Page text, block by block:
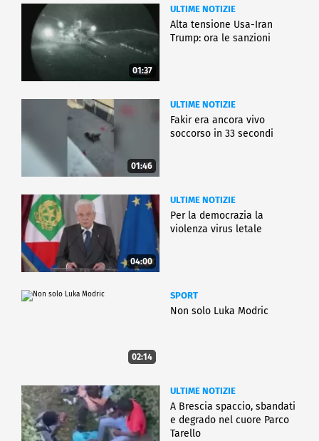
01:37
ULTIME NOTIZIE
Alta tensione Usa-Iran
Trump: ora le sanzioni
01:46
ULTIME NOTIZIE
Fakir era ancora vivo
soccorso in 33 secondi
04:00
ULTIME NOTIZIE
Per la democrazia la
violenza virus letale
02:14
SPORT
Non solo Luka Modric
ULTIME NOTIZIE
A Brescia spaccio, sbandati
e degrado nel cuore Parco
Tarello